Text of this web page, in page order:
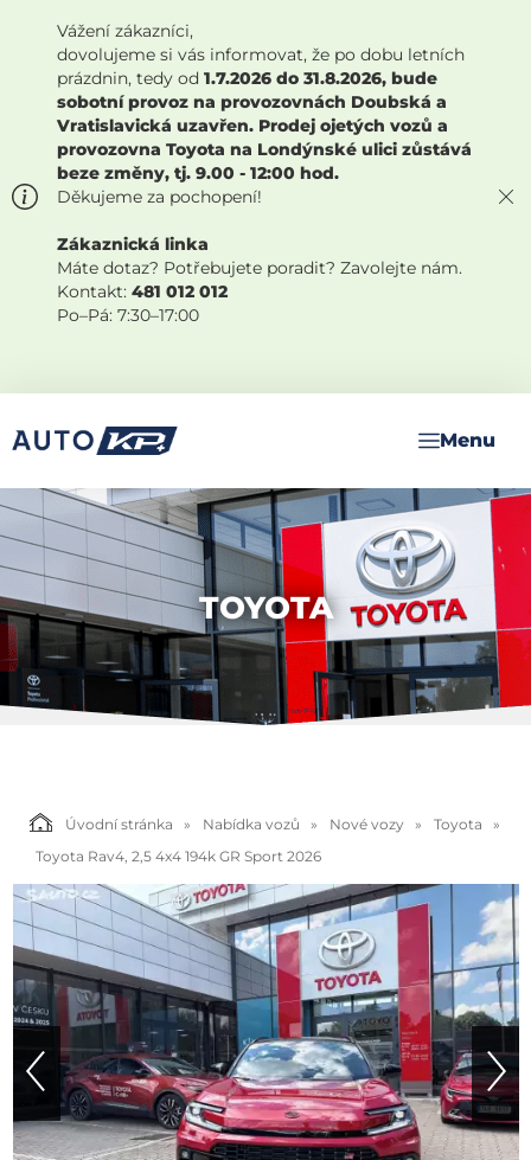
Vážení zákazníci,
dovolujeme si vás informovat, že po dobu letních
prázdnin, tedy od 1.7.2026 do 31.8.2026, bude
sobotní provoz na provozovnách Doubská a
Vratislavická uzavřen. Prodej ojetých vozů a
provozovna Toyota na Londýnské ulici zůstává
beze změny, tj. 9.00 - 12:00 hod.
Děkujeme za pochopení!
Zákaznická linka
Máte dotaz? Potřebujete poradit? Zavolejte nám.
Kontakt: 481 012 012
Po–Pá: 7:30–17:00
TOYOTA
Úvodní stránka Nabídka vozů Nové vozy
Toyota
Toyota Rav4, 2,5 4x4 194k GR Sport 2026